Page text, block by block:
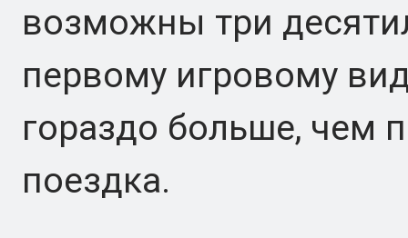
возможны три
первому игровому
гораздо больше, чем
поездка.